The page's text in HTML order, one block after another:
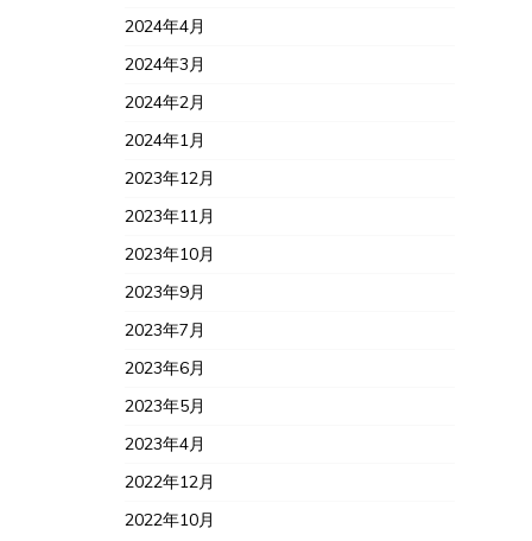
2024年4月
2024年3月
2024年2月
2024年1月
2023年12月
2023年11月
2023年10月
2023年9月
2023年7月
2023年6月
2023年5月
2023年4月
2022年12月
2022年10月